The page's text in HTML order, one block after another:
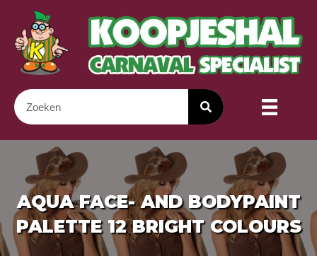
AQUA FACE- AND BODYPAINT
PALETTE 12 BRIGHT COLOURS